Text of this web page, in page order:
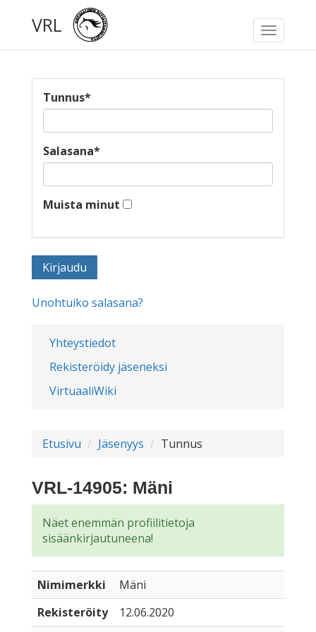
Toggle
VRL
Yhteystiedot
Rekisteröidy jäseneksi
VirtuaaliWiki
Tunnus*
Salasana*
Muista minut
Unohtuiko salasana?
Etusivu Jäsenyys Tunnus
VRL-14905: Mäni
Näet enemmän profiilitietoja
sisäänkirjautuneena!
Nimimerkki
Mäni
Rekisteröity
12.06.2020